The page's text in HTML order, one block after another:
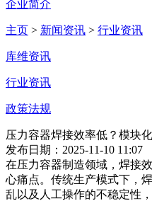
企业简介
主页 > 新闻资讯 > 行业资讯
库维资讯
行业资讯
政策法规
压力容器焊接效率低？模块
发布日期：2025-11-10
在压力容器制造领域，焊接
心痛点。传统生产模式下，
乱以及人工操作的不稳定性